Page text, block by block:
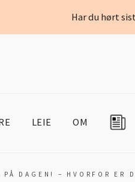
Har du hørt
LEIE OM
DAGEN! – HVORFOR ER